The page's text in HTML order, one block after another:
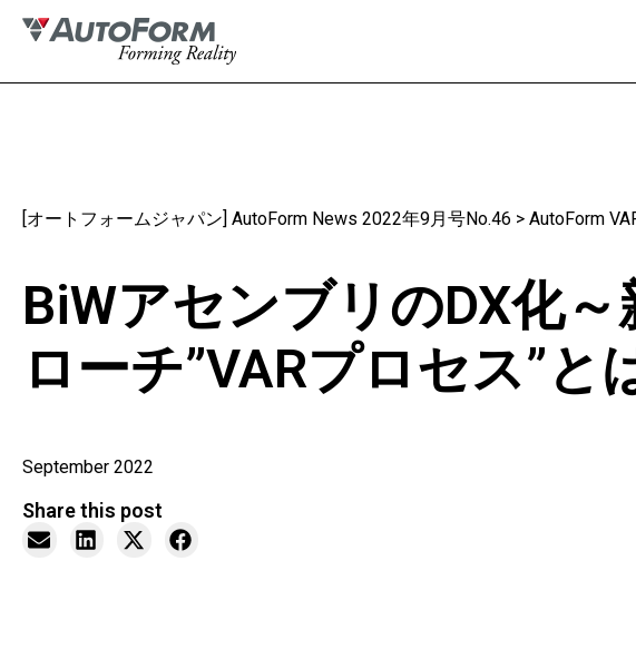
[オートフォームジャパン] AutoForm News 2022年9月号No.46 > AutoForm
BiWアセンブリのDX化
ローチ”VARプロセス”と
September 2022
Share this post